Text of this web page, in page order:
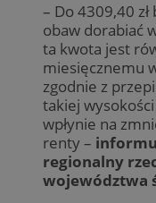
– Do 4309,40
obaw dorabiać
ta kwota jest
miesięcznemu
zgodnie z
takiej
wpłynie na
renty –
regionalny
województwa